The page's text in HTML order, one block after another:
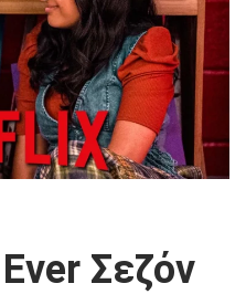
Σεζόν